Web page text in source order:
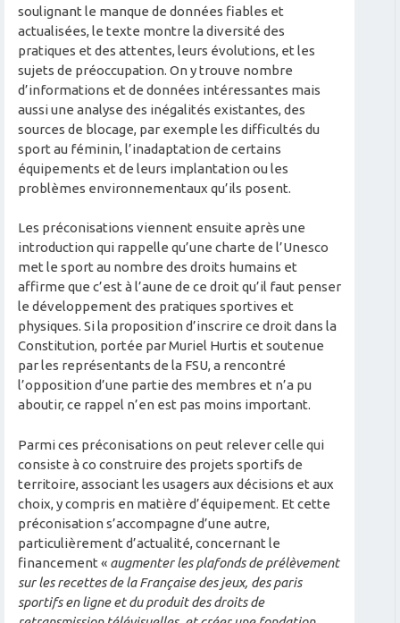
soulignant le manque de données fiables et
actualisées, le texte montre la diversité des
pratiques et des attentes, leurs évolutions, et les
sujets de préoccupation. On y trouve nombre
d’informations et de données intéressantes mais
aussi une analyse des inégalités existantes, des
sources de blocage, par exemple les difficultés du
sport au féminin, l’inadaptation de certains
équipements et de leurs implantation ou les
problèmes environnementaux qu’ils posent.
Les préconisations viennent ensuite après une
introduction qui rappelle qu’une charte de l’Unesco
met le sport au nombre des droits humains et
affirme que c’est à l’aune de ce droit qu’il faut penser
le développement des pratiques sportives et
physiques. Si la proposition d’inscrire ce droit dans la
Constitution, portée par Muriel Hurtis et soutenue
par les représentants de la FSU, a rencontré
l’opposition d’une partie des membres et n’a pu
aboutir, ce rappel n’en est pas moins important.
Parmi ces préconisations on peut relever celle qui
consiste à co construire des projets sportifs de
territoire, associant les usagers aux décisions et aux
choix, y compris en matière d’équipement. Et cette
préconisation s’accompagne d’une autre,
particulièrement d’actualité, concernant le
financement « augmenter les plafonds de prélèvement
sur les recettes de la Française des jeux, des paris
sportifs en ligne et du produit des droits de